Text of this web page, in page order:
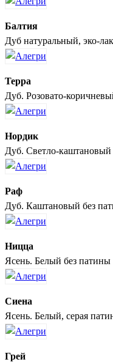
Балтия
Дуб натуральный, эко-лак
Терра
Дуб. Розовато-
Нордик
Дуб. Светло-каштановый
Раф
Дуб. Каштановый без
Ницца
Ясень. Белый без патины
Сиена
Ясень. Белый, серая
Грей